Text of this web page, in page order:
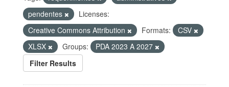
pendentes
Licenses:
Creative Commons Attribution
Formats:
CSV
XLSX
Groups:
PDA 2023 A 2027
Filter Results